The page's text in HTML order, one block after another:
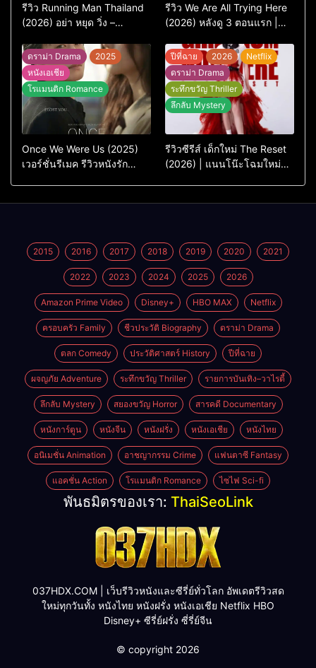
รีวิว Running Man Thailand
(2026) อย่า หยุด วิ่ง –
ต้นฉบับเกาหลี
รีวิว We Are All Trying Here
(2026) หลังดู 3 ตอนแรก |
แต่ยังไปไม่ถึงไหน
ดราม่า Drama
2025
หนังเอเชีย
โรแมนติก Romance
Once We Were Us (2025)
เวอร์ชั่นรีเมค รีวิวหนังรัก
ปีที่ฉาย 2026
Netflix
ดราม่า Drama
ระทึกขวัญ Thriller
ลึกลับ Mystery
รีวิวซีรีส์ เด็กใหม่ The Reset
(2026) | แนนโน๊ะโฉมใหม่กับ
2015 2016 2017 2018 2019 2020 2021
2022 2023 2024 2025 2026
Amazon Prime Video Disney+ HBO MAX Netflix
ครอบครัว Family ชีวประวัติ Biography ดราม่า Drama
ตลก Comedy ประวัติศาสตร์ History ปีที่ฉาย
ผจญภัย Adventure ระทึกขวัญ Thriller รายการบันเทิง–วาไรตี้
ลึกลับ Mystery สยองขวัญ Horror สารคดี Documentary
หนังการ์ตูน หนังจีน หนังฝรั่ง หนังเอเชีย หนังไทย
อนิเมชั่น Animation อาชญากรรม Crime แฟนตาซี Fantasy
แอคชั่น Action โรแมนติก Romance ไซไฟ Sci-fi
พันธมิตรของเรา: ThaiSeoLink
037HDX.COM | เว็บรีวิวหนังและซีรี่ย์ทั่วโลก อัพเดตรีวิวสด
ใหม่ทุกวันทั้ง หนังไทย หนังฝรั่ง หนังเอเชีย Netflix HBO
Disney+ ซีรี่ย์ฝรั่ง ซี่รี่ย์จีน
© copyright 2026